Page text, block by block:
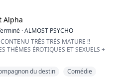
la mienne avec avidité, un peu
laissa sans souffle.
pas avec moi, je te baise ici même." I...
Alpha
·ALMOST PSYCHO
TRÈS TRÈS MATURE !!
THÈMES ÉROTIQUES ET SEXUELS +
colère. Il me regardait comme s'il voulait
du destin Comédie